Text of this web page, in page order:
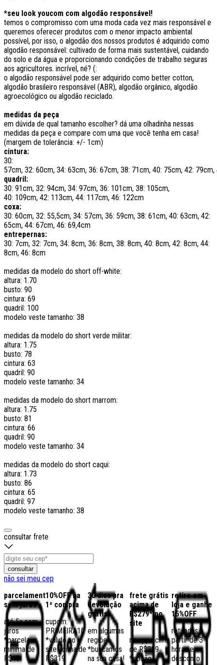
*seu look youcom com algodão responsável!
temos o compromisso com uma moda cada vez mais responsável e
queremos oferecer produtos com o menor impacto ambiental
possível, por isso, o algodão dos nossos produtos é adquirido como
algodão responsável: cultivado de forma mais sustentável, cuidando
do solo e da água e proporcionando condições de trabalho seguras
aos agricultores. incrível, né? (:
o algodão responsável pode ser adquirido como better cotton,
algodão brasileiro responsável (ABR), algodão orgânico, algodão
agroecológico ou algodão reciclado.
medidas da peça
em dúvida de qual tamanho escolher? dá uma olhadinha nessas
medidas da peça e compare com uma que você tenha em casa!
(margem de tolerância: +/- 1cm)
cintura:
30:
57cm, 32: 60cm, 34: 63cm, 36: 67cm, 38: 71cm, 40: 75cm, 42:
quadril:
30: 91cm, 32: 94cm, 34: 97cm, 36: 101cm, 38: 105cm,
40: 109cm, 42: 113cm, 44: 117cm, 46: 122cm
coxa:
30: 60cm, 32: 55,5cm, 34: 57cm, 36: 59cm, 38: 61cm, 40: 63cm, 42:
65cm, 44: 67cm, 46: 69,4cm
entrepernas:
30: 7cm, 32: 7cm, 34: 8cm, 36: 8cm, 38: 8cm, 40: 8cm, 42: 8cm, 44:
8cm, 46: 8cm
medidas da modelo do short off-white:
altura: 1.70
busto: 90
cintura: 69
quadril: 100
modelo veste tamanho: 38
medidas da modelo do short verde militar:
altura: 1.75
busto: 78
cintura: 63
quadril: 90
modelo veste tamanho: 34
medidas da modelo do short marrom:
altura: 1.75
busto: 81
cintura: 66
quadril: 90
modelo veste tamanho: 34
medidas da modelo do short caqui:
altura: 1.73
busto: 86
cintura: 65
quadril: 97
modelo veste tamanho: 38
consultar frete
consultar
não sei meu cep
parcelamento
sem juros
até 5x sem
juros
*parcela
mínima de
R$40
10%OFF na
1ª compra
cupom:
PRIMEIRA10
*válido no
site acima de
R$319
30 dias pra
devolução
grátis
em algumas
regiões,
*buscamos
na sua casa!
frete grátis
acima de
R$279* no
site
no app acima
de R$259
*opção
retire em
loja e ganhe
15%OFF
retiradas a
partir de 3
horas e
desconto